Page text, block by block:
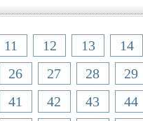
11 12 13
14
26 27 28
29
41 42 43
44